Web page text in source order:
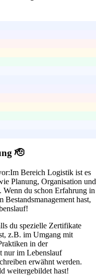
🫡
Im Bereich Logistik ist es
Planung, Organisation und
Wenn du schon Erfahrung in
hast,
du spezielle Zertifikate
z.B. im Umgang mit
in der
nur im Lebenslauf
erwähnt werden.
weitergebildet hast!